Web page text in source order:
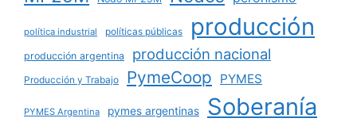
política industrial políticas públicas producción
producción argentina producción nacional
Producción y Trabajo PymeCoop PYMES
PYMES Argentina pymes argentinas Soberanía